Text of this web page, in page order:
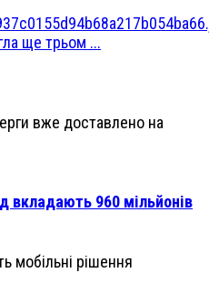
ще трьом ...
вкладають 960 мільйонів